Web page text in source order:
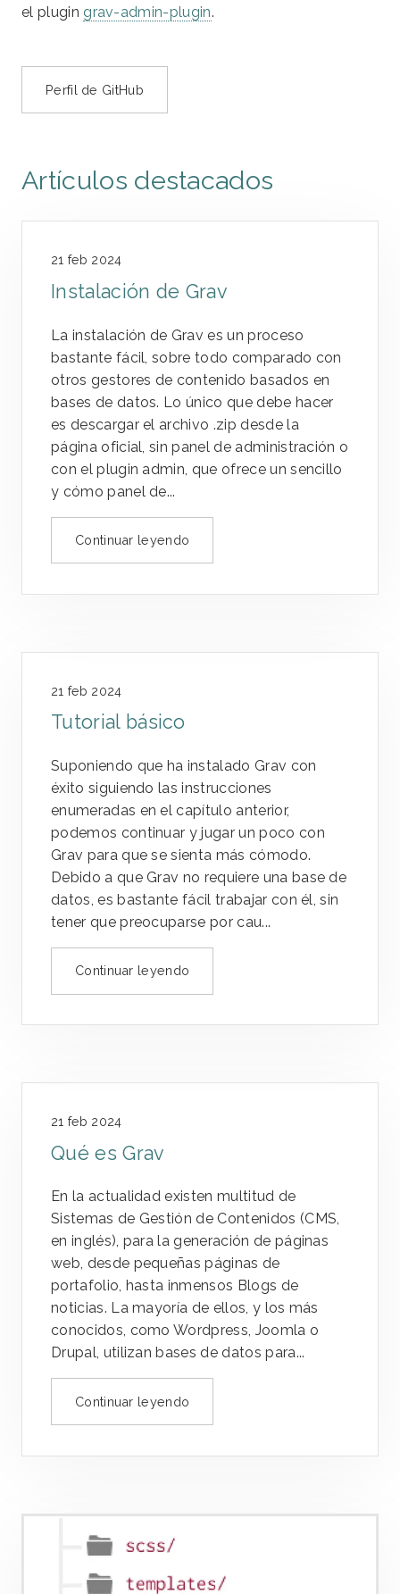
el plugin grav-admin-plugin.
Perfil de GitHub
Artículos destacados
21 feb 2024
Instalación de Grav
La instalación de Grav es un proceso
bastante fácil, sobre todo comparado con
otros gestores de contenido basados en
bases de datos. Lo único que debe hacer
es descargar el archivo .zip desde la
página oficial, sin panel de administración o
con el plugin admin, que ofrece un sencillo
y cómo panel de...
Continuar leyendo
21 feb 2024
Tutorial básico
Suponiendo que ha instalado Grav con
éxito siguiendo las instrucciones
enumeradas en el capítulo anterior,
podemos continuar y jugar un poco con
Grav para que se sienta más cómodo.
Debido a que Grav no requiere una base de
datos, es bastante fácil trabajar con él, sin
tener que preocuparse por cau...
Continuar leyendo
21 feb 2024
Qué es Grav
En la actualidad existen multitud de
Sistemas de Gestión de Contenidos (CMS,
en inglés), para la generación de páginas
web, desde pequeñas páginas de
portafolio, hasta inmensos Blogs de
noticias. La mayoría de ellos, y los más
conocidos, como Wordpress, Joomla o
Drupal, utilizan bases de datos para...
Continuar leyendo